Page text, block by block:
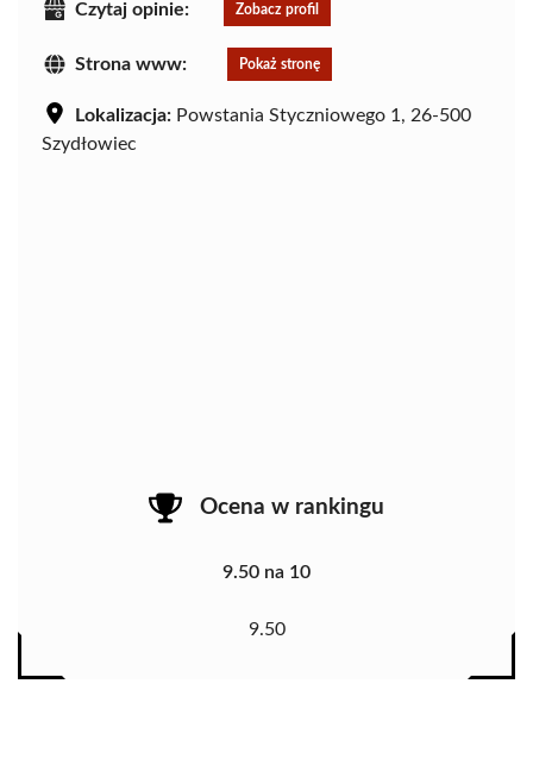
Czytaj opinie: Zobacz profil
Strona www: Pokaż stronę
Lokalizacja: Powstania Styczniowego 1, 26-500
Szydłowiec
Ocena w rankingu
9.50 na 10
9.50